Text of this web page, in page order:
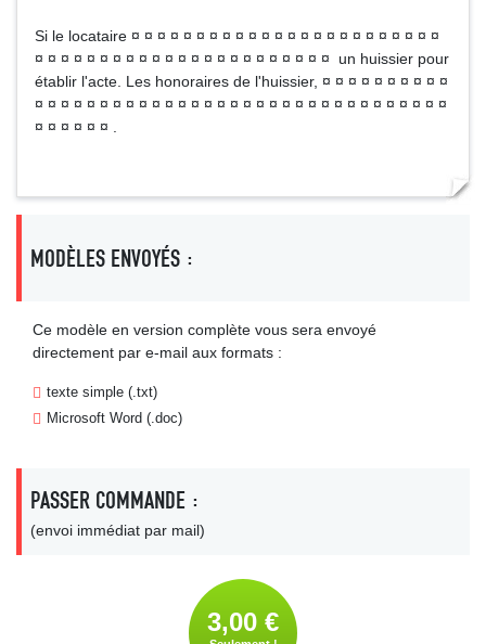
Si le locataire ¤ ¤ ¤ ¤ ¤ ¤ ¤ ¤ ¤ ¤ ¤ ¤ ¤ ¤ ¤ ¤ ¤ ¤ ¤ ¤ ¤ ¤ ¤ ¤
¤ ¤ ¤ ¤ ¤ ¤ ¤ ¤ ¤ ¤ ¤ ¤ ¤ ¤ ¤ ¤ ¤ ¤ ¤ ¤ ¤ ¤ ¤ un huissier pour
établir l'acte. Les honoraires de l'huissier, ¤ ¤ ¤ ¤ ¤ ¤ ¤ ¤ ¤ ¤
¤ ¤ ¤ ¤ ¤ ¤ ¤ ¤ ¤ ¤ ¤ ¤ ¤ ¤ ¤ ¤ ¤ ¤ ¤ ¤ ¤ ¤ ¤ ¤ ¤ ¤ ¤ ¤ ¤ ¤ ¤ ¤
¤ ¤ ¤ ¤ ¤ ¤ .
MODÈLES ENVOYÉS :
Ce modèle en version complète vous sera envoyé
directement par e-mail aux formats :
texte simple (.txt)
Microsoft Word (.doc)
PASSER COMMANDE :
(envoi immédiat par mail)
3,00 €